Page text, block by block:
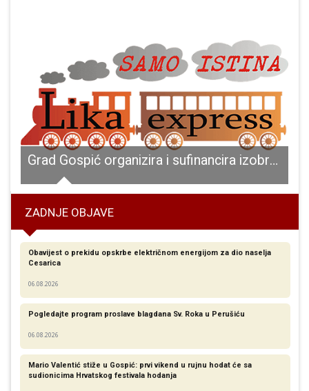
Grad Gospić organizira i sufinancira izobrazbu o sigurnom rukovanju pesticidima
ZADNJE OBJAVE
Obavijest o prekidu opskrbe električnom energijom za dio naselja
Cesarica
06.08.2026
Pogledajte program proslave blagdana Sv. Roka u Perušiću
06.08.2026
Mario Valentić stiže u Gospić: prvi vikend u rujnu hodat će sa
sudionicima Hrvatskog festivala hodanja